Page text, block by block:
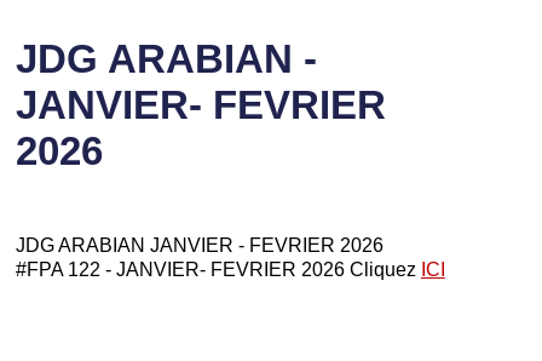
JDG ARABIAN -
JANVIER- FEVRIER
2026
JDG ARABIAN JANVIER - FEVRIER 2026
#FPA 122 - JANVIER- FEVRIER 2026 Cliquez ICI